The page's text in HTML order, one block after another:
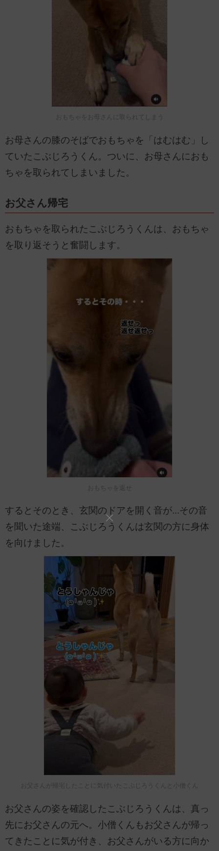
おもちゃをお母さんに取られてしまう
お母さんの膝のそばでおもちゃを「はむはむ」し
ていたこぶじろうくん。ついに、お母さんにおも
ちゃを取られてしまいました。
お父さん帰宅
おもちゃを取られたこぶじろうくんは、おもちゃ
を取り返そうと奮闘します。
おもちゃを返せ
するとそのとき、玄関のドアを開く音が...その音
を聞いた途端、こぶじろうくんは玄関の方に身体
を向けました。
お父さんが帰宅したことに気付いたこぶじろうくんと小僧くん
お父さんの姿を確認したこぶじろうくんは、真っ
先にお父さんの元へ。小僧くんもお父さんが帰っ
てきたことに気が付き、お父さんがいる方に向か